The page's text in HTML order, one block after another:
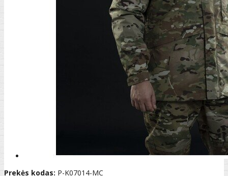
Prekės kodas: P-K07014-MC